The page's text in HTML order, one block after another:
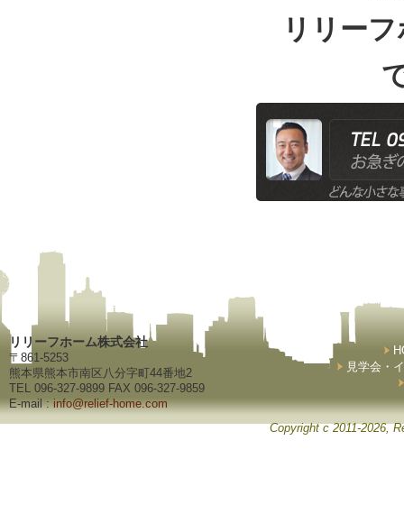
リリー
リリーフホーム株式会社
〒861-5253
熊本県熊本市南区八分字町44番地2
TEL 096-327-9899 FAX 096-327-9859
E-mail :info@relief-home.com
見学会・
Copyright c 2011-2026,